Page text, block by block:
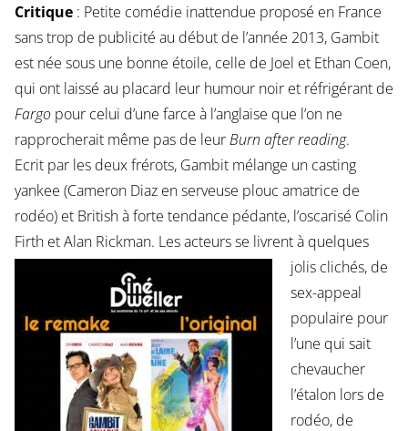
Critique: Petite comédie inattendue proposé en France
sans trop de publicité au début de l’année 2013, Gambit
est née sous une bonne étoile, celle de Joel et Ethan Coen,
qui ont laissé au placard leur humour noir et réfrigérant de
Fargopour celui d’une farce à l’anglaise que l’on ne
rapprocherait même pas de leurBurn after reading.
Ecrit par les deux frérots, Gambit mélange un casting
yankee (Cameron Diaz en serveuse plouc amatrice de
rodéo) et British à forte tendance pédante, l’oscarisé Colin
Firth et Alan Rickman. Les acteursse livrent à quelques
jolis clichés, de
sex-appeal
populaire pour
l’une qui sait
chevaucher
l’étalon lors de
rodéo, de